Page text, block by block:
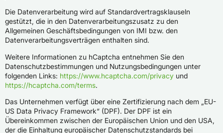
Die Datenverarbeitung wird auf Standardvertragsklauseln
gestützt, die in den Datenverarbeitungszusatz zu den
Allgemeinen Geschäftsbedingungen von IMI bzw. den
Datenverarbeitungsverträgen enthalten sind.
Weitere Informationen zu hCaptcha entnehmen Sie den
Datenschutzbestimmungen und Nutzungsbedingungen unter
folgenden Links: https://www.hcaptcha.com/privacy und
https://hcaptcha.com/terms.
Das Unternehmen verfügt über eine Zertifizierung nach dem „EU-
US Data Privacy Framework“ (DPF). Der DPF ist ein
Übereinkommen zwischen der Europäischen Union und den USA,
der die Einhaltung europäischer Datenschutzstandards bei